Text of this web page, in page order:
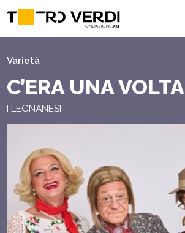
Varietà
C’ERA UNA VOLTA
I LEGNANESI